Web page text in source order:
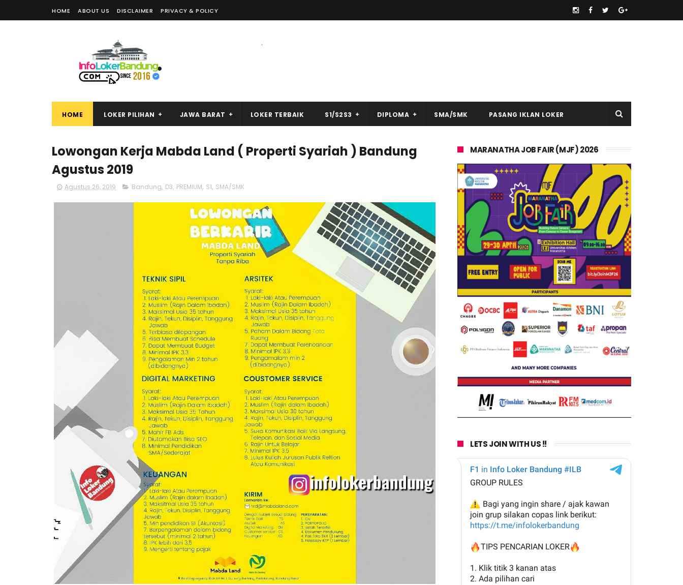
HOME ABOUT US DISCLAIMER PRIVACY & POLICY
.
HOME LOKER PILIHAN JAWA BARAT LOKER TERBAIK S1/S2S3 DIPLOMA SMA/SMK PASANG IKLAN LOKER
Lowongan Kerja Mabda Land ( Properti Syariah ) Bandung
Agustus 2019
Agustus 26, 2019 Bandung, D3, PREMIUM, S1, SMA/SMK
MARANATHA JOB FAIR (MJF) 2026
LETS JOIN WITH US !!